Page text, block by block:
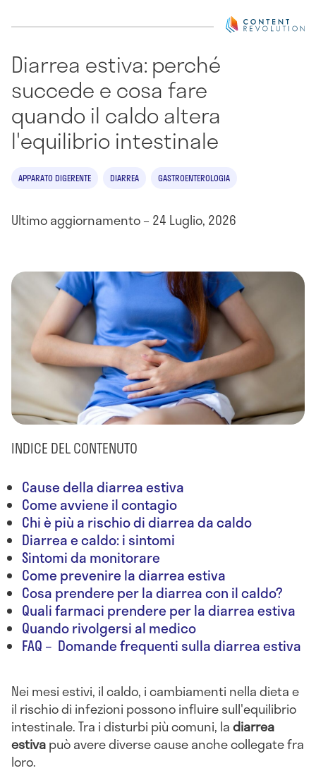
Diarrea estiva: perché
succede e cosa fare
quando il caldo altera
l'equilibrio intestinale
APPARATO DIGERENTE DIARREA GASTROENTEROLOGIA
Ultimo aggiornamento – 24 Luglio, 2026
INDICE DEL CONTENUTO
Cause della diarrea estiva
Come avviene il contagio
Chi è più a rischio di diarrea da caldo
Diarrea e caldo: i sintomi
Sintomi da monitorare
Come prevenire la diarrea estiva
Cosa prendere per la diarrea con il caldo?
Quali farmaci prendere per la diarrea estiva
Quando rivolgersi al medico
FAQ – Domande frequenti sulla diarrea estiva
Nei mesi estivi, il caldo, i cambiamenti nella dieta e
il rischio di infezioni possono influire sull'equilibrio
intestinale. Tra i disturbi più comuni, ladiarrea
estivapuò avere diverse cause anche collegate fra
loro.